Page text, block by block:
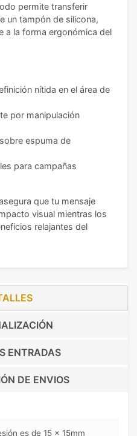
permite transferir
un tampón de silicona,
a la forma ergonómica del
nítida en el área de
por manipulación
espuma de
para campañas
que tu mensaje
visual mientras los
relajantes del
ENTRADAS
DE ENVIOS
es de 15 x 15mm